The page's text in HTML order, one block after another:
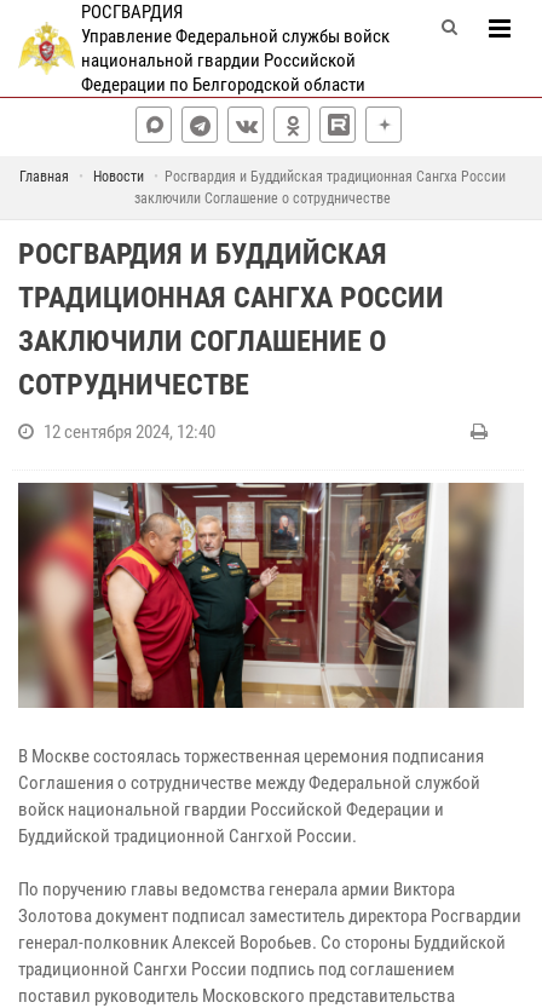
РОСГВАРДИЯ
Управление Федеральной службы войск
национальной гвардии Российской
Федерации по Белгородской области
Главная Новости
Росгвардия и Буддийская традиционная Сангха России
заключили Соглашение о сотрудничестве
РОСГВАРДИЯ И БУДДИЙСКАЯ
ТРАДИЦИОННАЯ САНГХА РОССИИ
ЗАКЛЮЧИЛИ СОГЛАШЕНИЕ О
СОТРУДНИЧЕСТВЕ
12 сентября 2024, 12:40
В Москве состоялась торжественная церемония подписания
Соглашения о сотрудничестве между Федеральной службой
войск национальной гвардии Российской Федерации и
Буддийской традиционной Сангхой России.
По поручению главы ведомства генерала армии Виктора
Золотова документ подписал заместитель директора Росгвардии
генерал-полковник Алексей Воробьев. Со стороны Буддийской
традиционной Сангхи России подпись под соглашением
поставил руководитель Московского представительства